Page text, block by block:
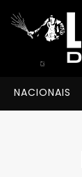
NACIONAIS